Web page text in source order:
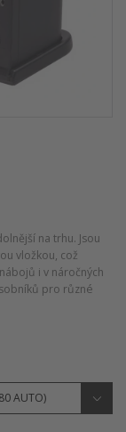
na trhu. Jsou
vložkou, což
i v náročných
pro různé